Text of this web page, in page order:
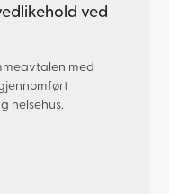
ved
med
helsehus.